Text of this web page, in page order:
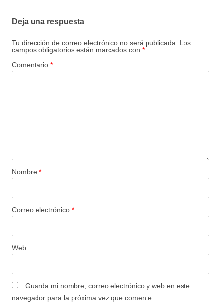
Deja una respuesta
Tu dirección de correo electrónico no será publicada.
Los
campos obligatorios están marcados con *
Comentario *
Nombre *
Correo electrónico *
Web
Guarda mi nombre, correo electrónico y web en este
navegador para la próxima vez que comente.